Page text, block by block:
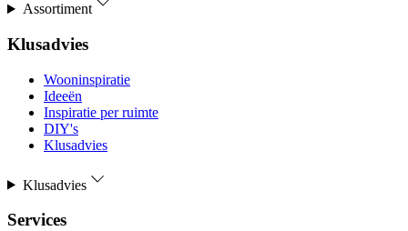
Assortiment
Klusadvies
Wooninspiratie
Ideeën
Inspiratie per ruimte
DIY's
Klusadvies
Klusadvies
Services